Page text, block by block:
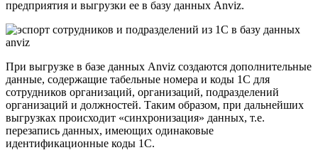
предприятия и выгрузки ее в базу данных Anviz.
При выгрузке в базе данных Anviz создаются дополнительные
данные, содержащие табельные номера и коды 1С для
сотрудников организаций, организаций, подразделений
организаций и должностей. Таким образом, при дальнейших
выгрузках происходит «синхронизация» данных, т.е.
перезапись данных, имеющих одинаковые
идентификационные коды 1С.